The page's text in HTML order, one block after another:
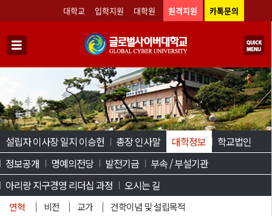
대학교 입학지원 대학원 원격지원 카톡문의
설립자 이사장 일지 이승헌 총장 인사말 대학정보
연혁 비전 교가
건학이념 및 설립목적
학교법인
정보공개
명예의전당 발전기금
부속 / 부설기관
아리랑 지구경영 리더십 과정
오시는 길